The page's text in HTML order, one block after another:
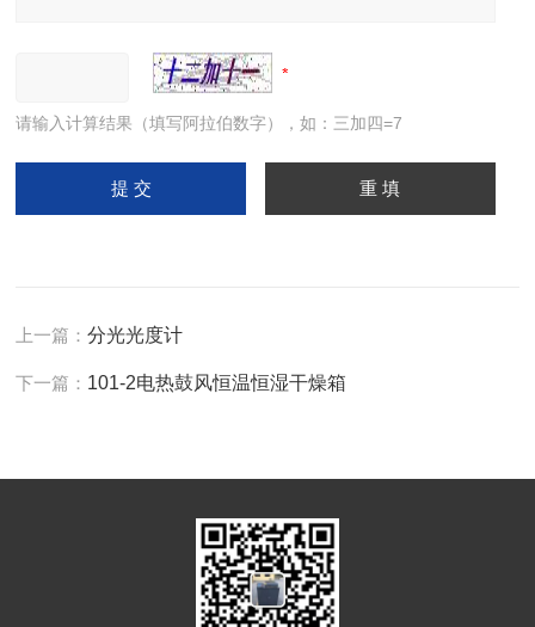
请输入计算结果（填写阿拉伯数字），如：三加四=7
上一篇：分光光度计
下一篇： 101-2电热鼓风恒温恒湿干燥箱